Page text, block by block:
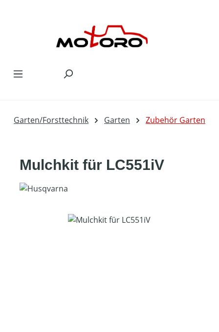
Garten/Forsttechnik Garten Zubehör Garten
Mulchkit für LC551iV
Bildergalerie überspringen